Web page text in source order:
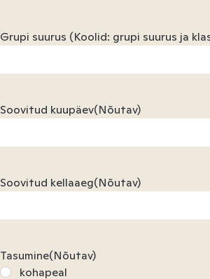
Grupi suurus (Koolid: grupi suurus ja
Soovitud kuupäev(Nõutav)
Soovitud kellaaeg(Nõutav)
Tasumine(Nõutav)
kohapeal